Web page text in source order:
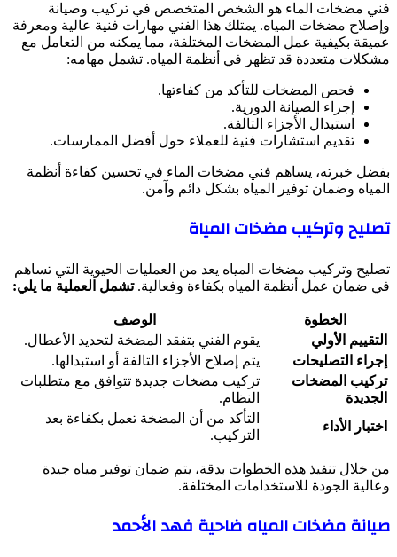
فني مضخات الماء هو الشخص المتخصص في تركيب وصيانة
وإصلاح مضخات المياه. يمتلك هذا الفني مهارات فنية عالية ومعرفة
عميقة بكيفية عمل المضخات المختلفة، مما يمكنه من التعامل مع
مشكلات متعددة قد تظهر في أنظمة المياه. تشمل مهامه:
فحص المضخات للتأكد من كفاءتها.
إجراء الصيانة الدورية.
استبدال الأجزاء التالفة.
تقديم استشارات فنية للعملاء حول أفضل الممارسات.
بفضل خبرته، يساهم فني مضخات الماء في تحسين كفاءة أنظمة
المياه وضمان توفير المياه بشكل دائم وآمن.
تصليح وتركيب مضخات المياة
تصليح وتركيب مضخات المياه يعد من العمليات الحيوية التي تساهم
في ضمان عمل أنظمة المياه بكفاءة وفعالية.تشمل العملية ما يلي:
الخطوة
الوصف
التقييم الأولي
يقوم الفني بتفقد المضخة لتحديد الأعطال.
إجراء التصليحات
يتم إصلاح الأجزاء التالفة أو استبدالها.
تركيب المضخات
الجديدة
تركيب مضخات جديدة تتوافق مع متطلبات
النظام.
اختبار الأداء
التأكد من أن المضخة تعمل بكفاءة بعد
التركيب.
من خلال تنفيذ هذه الخطوات بدقة، يتم ضمان توفير مياه جيدة
وعالية الجودة للاستخدامات المختلفة.
صيانة مضخات المياه ضاحية فهد الأحمد